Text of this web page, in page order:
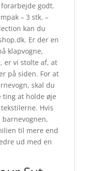
godt.
– 3 stk. –
kan du
Er der en
klapvogne,
er vi stolte af, at
på siden. For at
skal du
ting at holde øje
Hvis
til mere end
ud med en